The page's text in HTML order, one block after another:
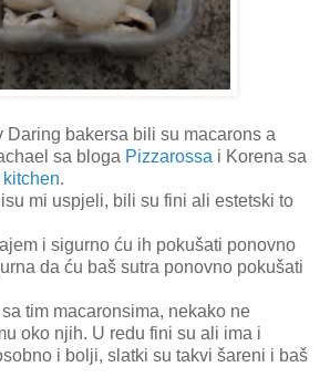
Daring bakersa bili su macarons a
sa bloga Pizzarossa i Korena sa
.
mi uspjeli, bili su fini ali estetski to
i sigurno ću ih pokušati ponovno
da ću baš sutra ponovno pokušati
tim macaronsima, nekako ne
oko njih. U redu fini su ali ima i
i bolji, slatki su takvi šareni i baš